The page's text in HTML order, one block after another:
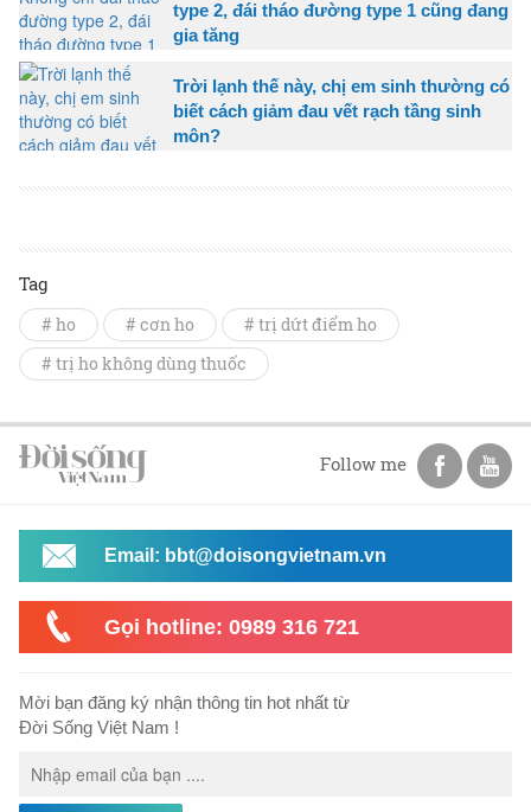
type 2, đái tháo đường type 1 cũng đang
gia tăng
Trời lạnh thế này, chị em sinh thường có
biết cách giảm đau vết rạch tầng sinh
môn?
Tag
# ho # cơn ho
# trị dứt điểm ho
# trị ho không dùng thuốc
Follow me
Email: bbt@doisongvietnam.vn
Gọi hotline: 0989 316 721
Mời bạn đăng ký nhận thông tin hot nhất từ
Đời Sống Việt Nam !